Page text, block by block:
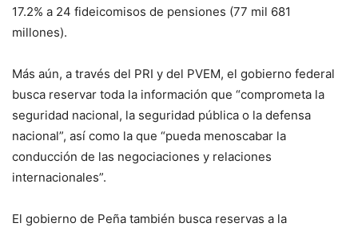
17.2% a 24 fideicomisos de pensiones (77 mil 681
millones).
Más aún, a través del PRI y del PVEM, el gobierno federal
busca reservar toda la información que “comprometa la
seguridad nacional, la seguridad pública o la defensa
nacional”, así como la que “pueda menoscabar la
conducción de las negociaciones y relaciones
internacionales”.
El gobierno de Peña también busca reservas a la